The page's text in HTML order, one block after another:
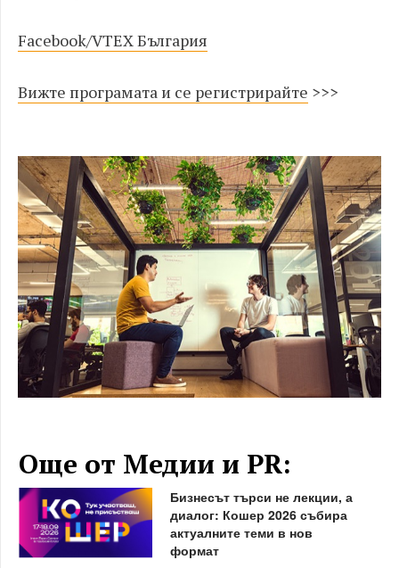
Facebook/VTEX България
Вижте програмата и се регистрирайте >>>
Още от Медии и PR:
Бизнесът търси не лекции, а
диалог: Кошер 2026 събира
актуалните теми в нов
формат